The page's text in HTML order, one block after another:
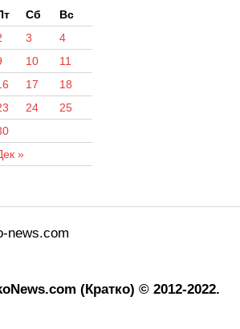
Сб Вс
»
3
4
10
11
17
18
24
25
news.com
(Кратко) © 2012-2022.